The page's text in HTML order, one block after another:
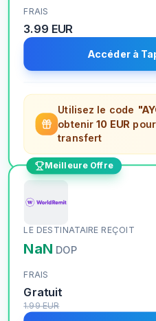
FRAIS
3.99 EUR
Accéder à
Utilisez le code
obtenir10 EUR
transfert
Meilleure Offre
LE DESTINATAIRE REÇOIT
NaN DOP
FRAIS
Gratuit
1.99EUR